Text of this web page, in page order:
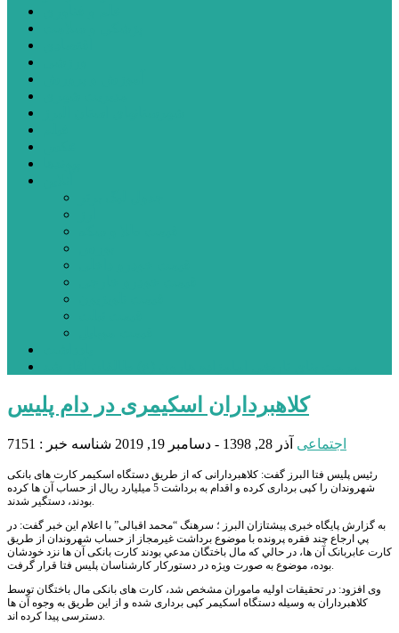
کلاهبرداران اسکیمری در دام پلیس
اجتماعی آذر 28, 1398 - دسامبر 19, 2019 شناسه خبر : 7151
رئیس پلیس فتا البرز گفت: کلاهبردارانی که از طریق دستگاه اسکیمر کارت های بانکی
شهروندان را کپی برداری کرده و اقدام به برداشت 5 میلیارد ریال از حساب آن ها کرده
بودند، دستگیر شدند.
به گزارش پایگاه خبری پیشتازان البرز ؛ سرهنگ “محمد اقبالی” با اعلام این خبر گفت: در
پي ارجاع چند فقره پرونده با موضوع برداشت غیرمجاز از حساب شهروندان از طريق
کارت عابربانک آن ها، در حالي که مال باختگان مدعي بودند کارت بانکی آن ها نزد خودشان
بوده، موضوع به صورت ويژه در دستورکار کارشناسان پلیس فتا قرار گرفت.
وی افزود: در تحقيقات اوليه ماموران مشخص شد، کارت های بانکی مال باختگان توسط
کلاهبرداران به وسیله دستگاه اسکیمر کپی برداری شده و از این طریق به وجوه آن ها
دسترسی پیدا کرده اند.